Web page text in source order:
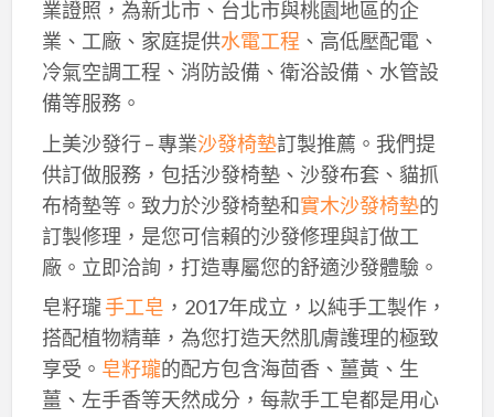
業證照，為新北市、台北市與桃園地區的企
業、工廠、家庭提供水電工程 、高低壓配電、
冷氣空調工程、消防設備、衛浴設備、水管設
備等服務。
上美沙發行 – 專業沙發椅墊訂製推薦。我們提
供訂做服務，包括沙發椅墊、沙發布套、貓抓
布椅墊等。致力於沙發椅墊和實木沙發椅墊的
訂製修理，是您可信賴的沙發修理與訂做工
廠。立即洽詢，打造專屬您的舒適沙發體驗。
皂籽瓏手工皂 ，2017年成立，以純手工製作，
搭配植物精華，為您打造天然肌膚護理的極致
享受。 皂籽瓏的配方包含海茴香、薑黃、生
薑、左手香等天然成分，每款手工皂都是用心